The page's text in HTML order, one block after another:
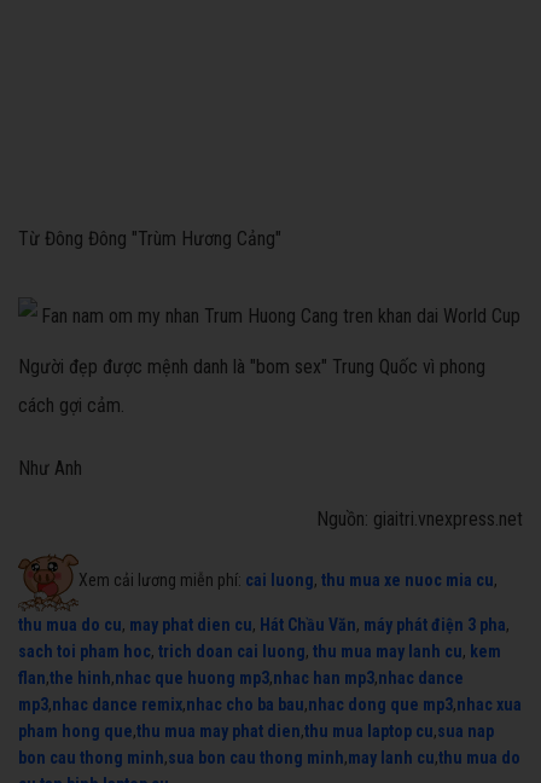
Từ Đông Đông "Trùm Hương Cảng"
Người đẹp được mệnh danh là "bom sex" Trung Quốc vì phong
cách gợi cảm.
Như Anh
Nguồn: giaitri.vnexpress.net
Xem cải lương miễn phí: cai luong, thu mua xe nuoc mia cu,
thu mua do cu, may phat dien cu, Hát Chầu Văn, máy phát điện 3 pha,
sach toi pham hoc, trich doan cai luong, thu mua may lanh cu, kem
flan,the hinh,nhac que huong mp3,nhac han mp3,nhac dance
mp3,nhac dance remix,nhac cho ba bau,nhac dong que mp3,nhac xua
pham hong que,thu mua may phat dien,thu mua laptop cu,sua nap
bon cau thong minh,sua bon cau thong minh,may lanh cu,thu mua do